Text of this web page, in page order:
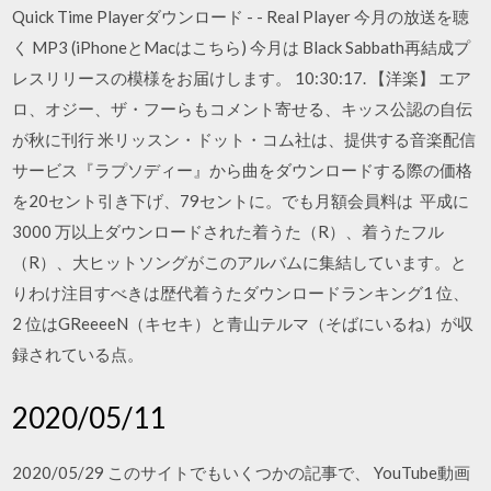
Quick Time Playerダウンロード - - Real Player 今月の放送を聴
く MP3 (iPhoneとMacはこちら) 今月は Black Sabbath再結成プ
レスリリースの模様をお届けします。 10:30:17. 【洋楽】 エア
ロ、オジー、ザ・フーらもコメント寄せる、キッス公認の自伝
が秋に刊行 米リッスン・ドット・コム社は、提供する音楽配信
サービス『ラプソディー』から曲をダウンロードする際の価格
を20セント引き下げ、79セントに。でも月額会員料は 平成に
3000 万以上ダウンロードされた着うた（R）、着うたフル
（R）、大ヒットソングがこのアルバムに集結しています。と
りわけ注目すべきは歴代着うたダウンロードランキング1 位、
2 位はGReeeeN（キセキ）と青山テルマ（そばにいるね）が収
録されている点。
2020/05/11
2020/05/29 このサイトでもいくつかの記事で、 YouTube動画